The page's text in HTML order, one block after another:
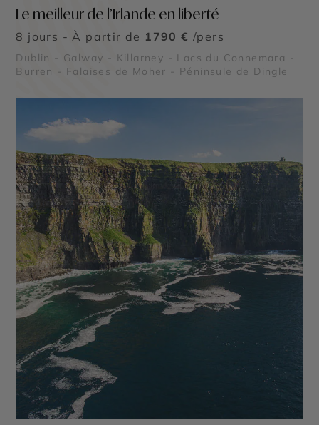
Le meilleur de l’Irlande en liberté
8 jours - À partir de 1790 € /pers
Dublin - Galway - Killarney - Lacs du Connemara -
Burren - Falaises de Moher - Péninsule de Dingle